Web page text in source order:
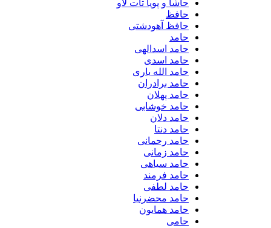
حاشا و پویا تات لاو
حافظ
حافظ آهودشتی
حامد
حامد اسدالهی
حامد اسدی
حامد الله یاری
حامد برادران
حامد پهلان
حامد خوشابی
حامد دلان
حامد دنتا
حامد رحمانی
حامد زمانی
حامد سیاهی
حامد فرمند
حامد لطفی
حامد محضرنیا
حامد همایون
حامی